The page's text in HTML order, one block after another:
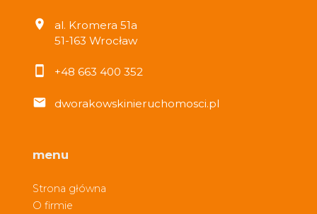
al. Kromera 51a
51-163 Wrocław
+48 663 400 352
dworakowskinieruchomosci.pl
menu
Strona główna
O firmie